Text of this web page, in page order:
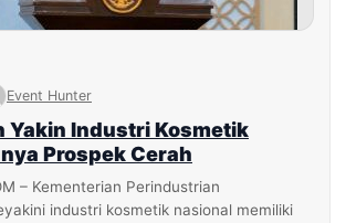
Event Hunter
Yakin Industri Kosmetik
Prospek Cerah
– Kementerian Perindustrian
industri kosmetik nasional memiliki